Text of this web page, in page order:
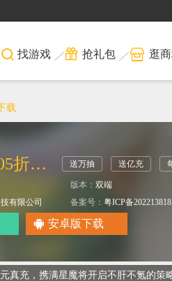
找游戏 抢礼包 逛
载
无畏三国0.05折送亿元爆充 送万抽 送亿充
版本： 双端
有限公司 备案号： 粤ICP备
安卓版下载
真充，携满星魔将开启不肝不氪的策